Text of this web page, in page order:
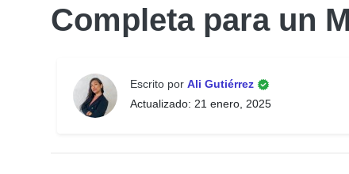
Completa para un
Escrito por Ali Gutiérrez
Actualizado: 21 enero, 2025